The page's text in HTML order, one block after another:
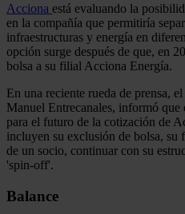
Acciona está evaluando la
en la compañía que permitiría
infraestructuras y energía en
opción surge después de que, en
bolsa a su filial Acciona Energía.
En una reciente rueda de prensa,
Manuel Entrecanales, informó que
para el futuro de la cotización de
incluyen su exclusión de bolsa, su
de un socio, continuar con su
'spin-off'.
Balance